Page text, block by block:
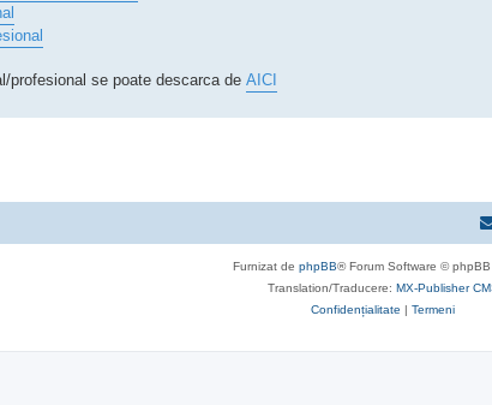
profesional se poate descarca de AICI
Furnizat de phpBB® Forum Software © phpBB
Translation/Traducere: MX-Publisher
Confidențialitate | Termeni